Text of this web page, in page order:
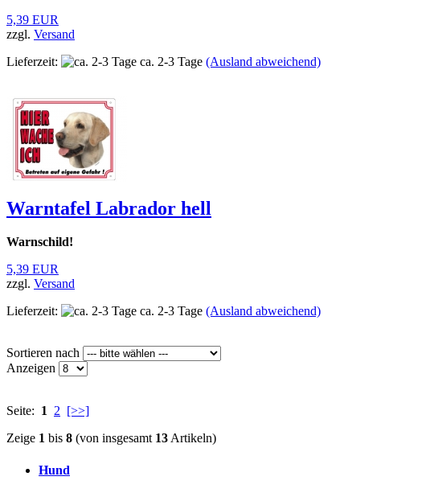
5,39 EUR
zzgl. Versand
Lieferzeit:
ca. 2-3 Tage (Ausland abweichend)
Warntafel Labrador hell
Warnschild!
5,39 EUR
zzgl. Versand
Lieferzeit:
ca. 2-3 Tage (Ausland abweichend)
Sortieren nach
Anzeigen
Seite: 1 2 [>>]
Zeige 1 bis 8 (von insgesamt 13Artikeln)
Hund